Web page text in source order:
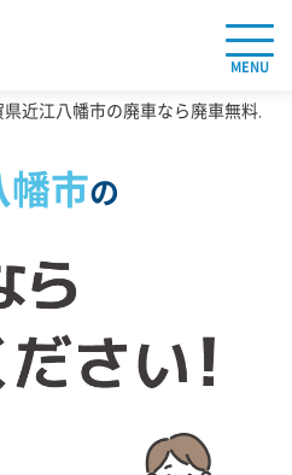
MENU
県近江八幡市の廃車なら廃車無料
市の